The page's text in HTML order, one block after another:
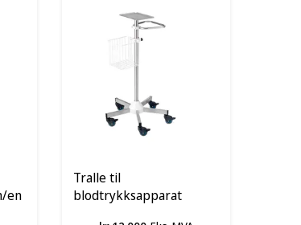
en
Tralle til
blodtrykksapparat